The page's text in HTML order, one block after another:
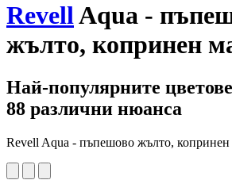
RevellAqua -
жълто, копринен
Най-популярните
88 различни нюанса
Revell Aqua - пъпешово жълто, копринен